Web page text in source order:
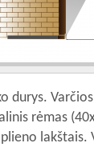
durys.
rėmas
lakštais.